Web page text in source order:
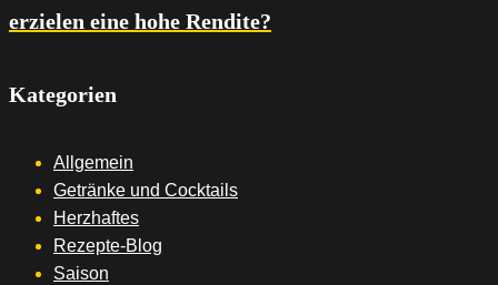
erzielen eine hohe Rendite?
Kategorien
Allgemein
Getränke und Cocktails
Herzhaftes
Rezepte-Blog
Saison